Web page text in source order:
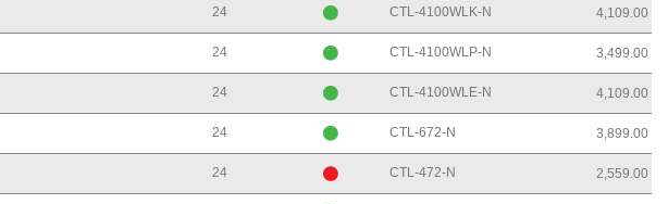
24 CTL-4100WLK-N 4,109.00
24 CTL-4100WLP-N 3,499.00
24 CTL-4100WLE-N 4,109.00
24 CTL-672-N 3,899.00
24 CTL-472-N 2,559.00